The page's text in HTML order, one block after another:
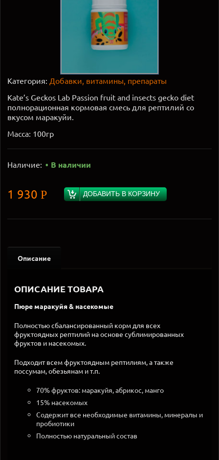
Категория: Добавки, витамины, препараты
Kate’s Geckos Lab Passion fruit and insects gecko diet
полнорационная кормовая смесь для рептилий со
вкусом маракуйи.
Масса: 100гр
Наличие: В наличии
1 930 Р ДОБАВИТЬ В КОРЗИНУ
Описание
ОПИСАНИЕ ТОВАРА
Пюре маракуйя & насекомые
Полностью сбалансированный корм для всех
фруктоядных рептилий на основе сублимированных
фруктов и насекомых.
Подходит всем фруктоядным рептилиям, а также
поссумам, обезьянам и т.п.
70% фруктов: маракуйя, абрикос, манго
15% насекомых
Содержит все необходимые витамины, минералы и
пробиотики
Полностью натуральный состав